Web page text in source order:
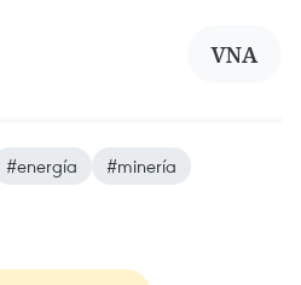
VNA
#energía #minería